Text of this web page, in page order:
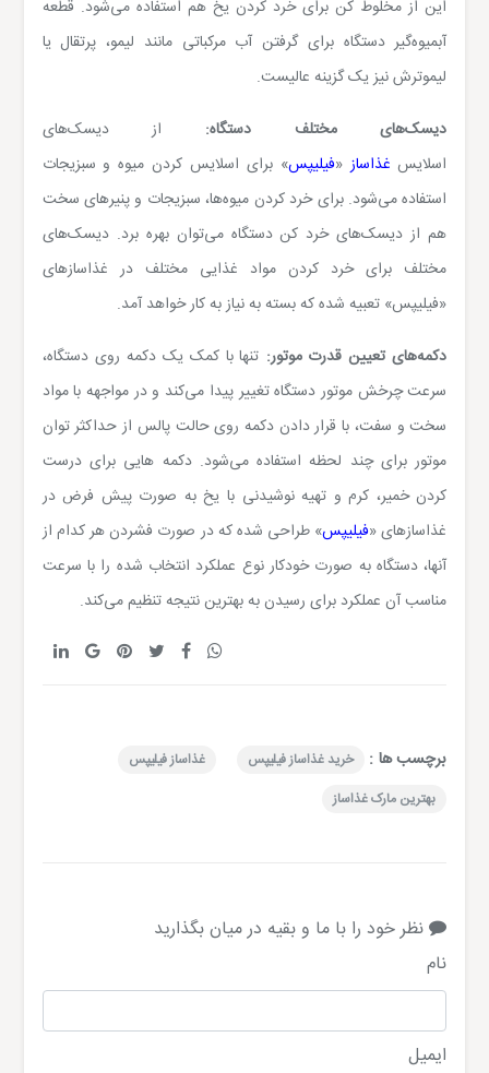
این از مخلوط کن برای خرد کردن یخ هم استفاده می‌شود. قطعه
آبمیوه‌گیر دستگاه برای گرفتن آب مرکباتی مانند لیمو، پرتقال یا
لیموترش نیز یک گزینه عالیست.
دیسک‌های مختلف دستگاه: از دیسک‌های
اسلایس غذاساز«فیلیپس» برای اسلایس کردن میوه و سبزیجات
استفاده می‌شود. برای خرد کردن میوه‌ها، سبزیجات و پنیرهای سخت
هم از دیسک‌های خرد کن دستگاه می‌توان بهره برد. دیسک‌های
مختلف برای خرد کردن مواد غذایی مختلف در غذاسازهای
«فیلیپس» تعبیه شده که بسته به نیاز به کار خواهد آمد.
دکمه‌های تعیین قدرت موتور: تنها با کمک یک دکمه روی دستگاه،
سرعت چرخش موتور دستگاه تغییر پیدا می‌کند و در مواجهه با مواد
سخت و سفت، با قرار دادن دکمه روی حالت پالس از حداکثر توان
موتور برای چند لحظه استفاده می‌شود. دکمه هایی برای درست
‌کردن خمیر، کرم و تهیه‌ نوشیدنی با یخ به‌ صورت پیش ‌فرض در
غذاسازهای «فیلیپس» طراحی شده که در صورت فشردن هر کدام از
آنها، دستگاه به ‌صورت خودکار نوع عملکرد انتخاب شده را با سرعت
مناسب آن عملکرد برای رسیدن به بهترین نتیجه تنظیم می‌کند.
برچسب ها : خرید غذاساز فیلیپس
غذاساز فیلیپس
بهترین مارک غذاساز
نظر خود را با ما و بقیه در میان بگذارید
نام
ایمیل